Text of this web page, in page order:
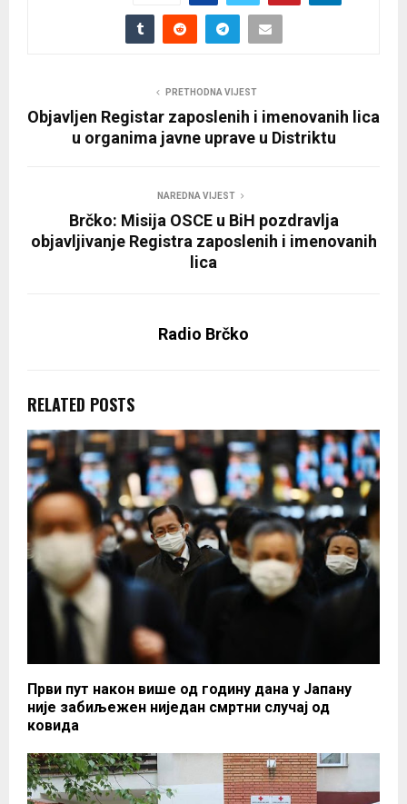
PRETHODNA VIJEST
Objavljen Registar zaposlenih i imenovanih lica
u organima javne uprave u Distriktu
NAREDNA VIJEST
Brčko: Misija OSCE u BiH pozdravlja
objavljivanje Registra zaposlenih i imenovanih
lica
Radio Brčko
RELATED POSTS
Први пут након више од годину дана у Јапану
није забиљежен ниједан смртни случај од
ковида